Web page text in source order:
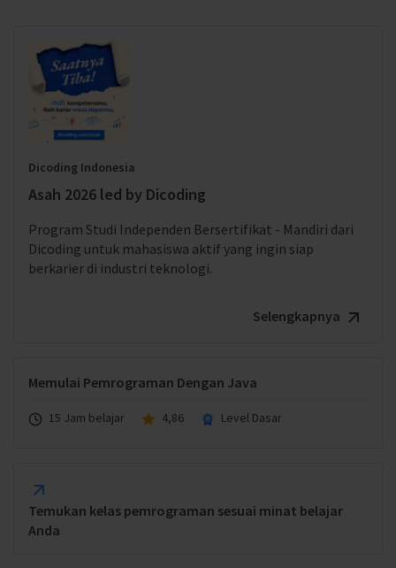
Dicoding Indonesia
Asah 2026 led by Dicoding
Program Studi Independen Bersertifikat - Mandiri dari
Dicoding untuk mahasiswa aktif yang ingin siap
berkarier di industri teknologi.
Selengkapnya
Memulai Pemrograman Dengan Java
15 Jam belajar 4,86 Level Dasar
Temukan kelas pemrograman sesuai minat belajar
Anda